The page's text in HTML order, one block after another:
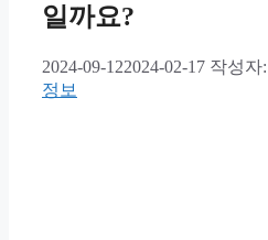
일까요?
2024-09-122024-02-17 작성자:
정보